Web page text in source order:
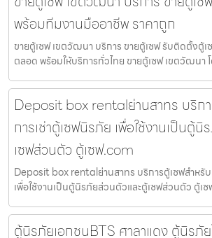
พร้อมทีมงานมืออาชีพ ราคาถูก
ขายตู้เซฟ เขตวัฒนา บริการ ขายตู้เซฟ รับติดตั้งตู้
ตลอด พร้อมให้บริการทั่วไทย ขายตู้เซฟ เขตวัฒนา
Deposit box rentalย่านสาทร บริก
การเช่าตู้เซฟนิรภัย เพื่อใช้งานเป็นตู้
เซฟส่วนตัว ตู้เซฟ.com
Deposit box rentalย่านสาทร บริการตู้เซฟสำหรับ
เพื่อใช้งานเป็นตู้นิรภัยส่วนตัวและตู้เซฟส่วนตัว ตู้เซ
ตู้นิรภัยเอกชนBTS ศาลาแดง ตู้นิรภัย